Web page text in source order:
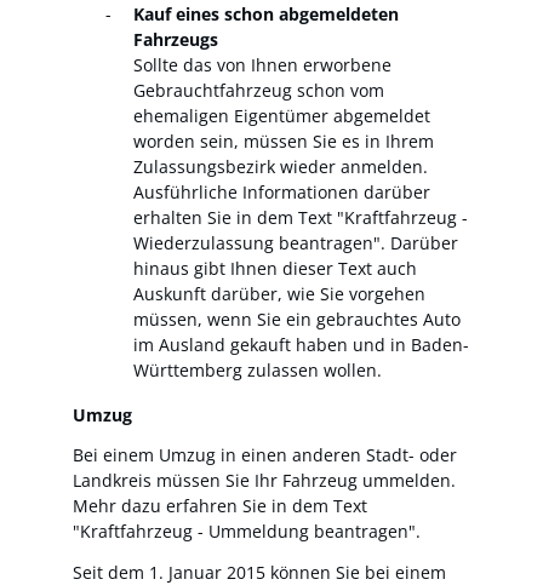
Kauf eines schon abgemeldeten
Fahrzeugs
Sollte das von Ihnen erworbene
Gebrauchtfahrzeug schon vom
ehemaligen Eigentümer abgemeldet
worden sein, müssen Sie es in Ihrem
Zulassungsbezirk wieder anmelden.
Ausführliche Informationen darüber
erhalten Sie in dem Text "Kraftfahrzeug -
Wiederzulassung beantragen". Darüber
hinaus gibt Ihnen dieser Text auch
Auskunft darüber, wie Sie vorgehen
müssen, wenn Sie ein gebrauchtes Auto
im Ausland gekauft haben und in Baden-
Württemberg zulassen wollen.
Umzug
Bei einem Umzug in einen anderen Stadt- oder
Landkreis müssen Sie Ihr Fahrzeug ummelden.
Mehr dazu erfahren Sie in dem Text
"Kraftfahrzeug - Ummeldung beantragen".
Seit dem 1. Januar 2015 können Sie bei einem